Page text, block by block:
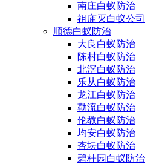
南庄白蚁防治
祖庙灭白蚁公司
顺德白蚁防治
大良白蚁防治
陈村白蚁防治
北滘白蚁防治
乐从白蚁防治
龙江白蚁防治
勒流白蚁防治
伦教白蚁防治
均安白蚁防治
杏坛白蚁防治
碧桂园白蚁防治